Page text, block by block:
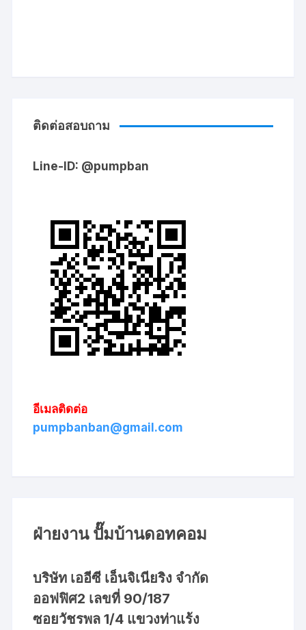
ติดต่อสอบถาม
Line-ID: @pumpban
อีเมลติดต่อ
pumpbanban@gmail.com
ฝ่ายงาน ปั๊มบ้านดอทคอม
บริษัท เออีซี เอ็นจิเนียริง จำกัด
ออฟฟิศ2 เลขที่ 90/187
ซอยวัชรพล 1/4 แขวงท่าแร้ง